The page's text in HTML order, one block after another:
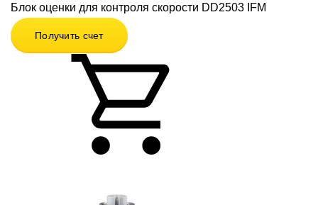
Блок оценки для контроля скорости DD2503 IFM
Получить счет